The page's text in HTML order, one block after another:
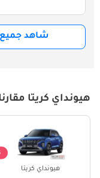
شاهد جميع
هيونداي كريتا
هيونداي كريتا